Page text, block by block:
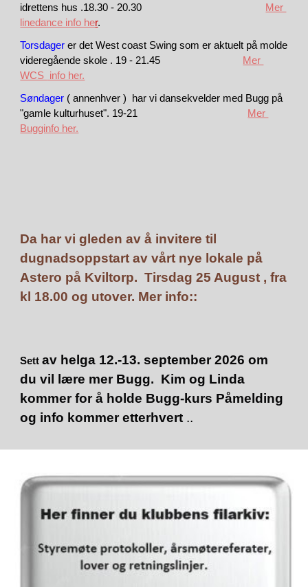
idrettens hus .18.30 - 20.30
Mer
linedance info her.
Torsdager er det West coast Swing som er aktuelt på molde
videregående skole . 19 - 21.45
Mer
WCS info her.
Søndager ( annenhver ) har vi dansekvelder med Bugg på
"gamle kulturhuset". 19-21
Mer
Bugginfo her.
Da har vi gleden av å invitere til
dugnadsoppstart av vårt nye lokale på
Astero på Kviltorp. Tirsdag 25 August , fra
kl 18.00 og utover. Mer info::
Settav helga 12.-13. september 2026 om
du vil lære mer Bugg. Kim og Linda
kommer for å holde Bugg-kurs Påmelding
og info kommer etterhvert ..